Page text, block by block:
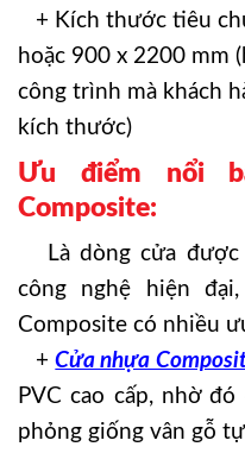
+ Kích thước tiêu
hoặc 900 x 2200 mm
công trình mà khách
kích thước)
Ưu điểm nổi
Composite:
Là dòng cửa được
công nghệ hiện
Composite có nhiều
+Cửa nhựa
PVC cao cấp, nhờ
phỏng giống vân gỗ